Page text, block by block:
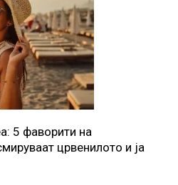
5 фаворити на
црвенилото и ја